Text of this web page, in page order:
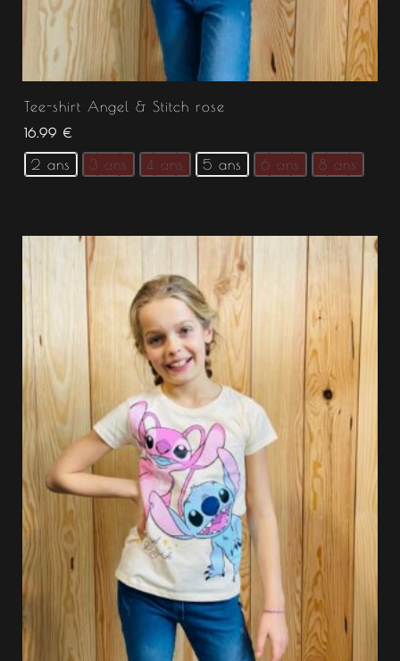
Tee-shirt Angel & Stitch rose
16.99 €
2 ans 3 ans 4 ans 5 ans 6 ans 8 ans